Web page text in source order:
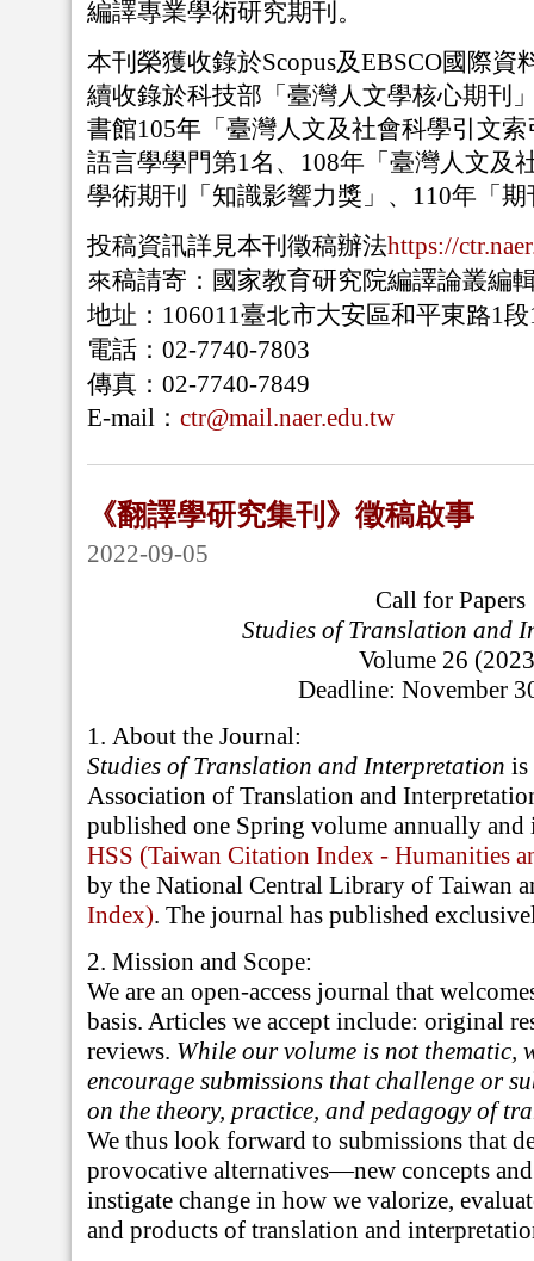
編譯專業學術研究期刊。
本刊榮獲收錄於Scopus及EBSCO國際資
續收錄於科技部「臺灣人文學核心期刊
書館105年「臺灣人文及社會科學引文
語言學學門第1名、 108年「臺灣人文及
學術期刊「知識影響力獎」、 110年「期
投稿資訊詳見本刊徵稿辦法https://
來稿請寄：國家教育研究院編譯論叢編
地址： 106011臺北市大安區和平東路1段
電話： 02-7740-7803
傳真： 02-7740-7849
E-mail ： ctr@mail.naer.edu.tw
《翻譯學研究集刊》徵稿啟事
2022-09-05
Call for Papers
Studies of Translation and
Volume 26
Deadline: November
1. About the Journal:
Studies of Translation and Interpretation is
Association of Translation and
published one Spring volume annually
HSS (Taiwan Citation Index - Humanities
by the National Central Library of Taiwan
Index). The journal has published
2. Mission and Scope:
We are an open-access journal that
basis. Articles we accept include: original
reviews. While our volume is not thematic,
encourage submissions that challenge or
on the theory, practice, and pedagogy of
We thus look forward to submissions that
provocative alternatives—new concepts
instigate change in how we valorize,
and products of translation and